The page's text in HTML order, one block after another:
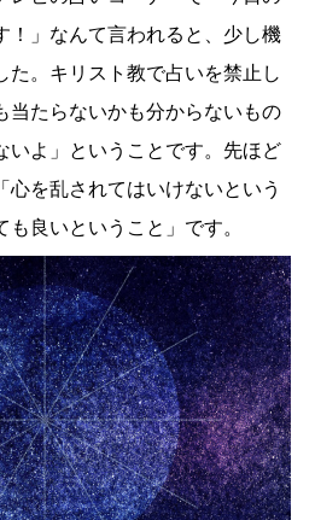
！」なんて言われると、少し機
た。キリスト教で占いを禁止し
当たらないかも分からないもの
いよ」ということです。先ほど
心を乱されてはいけないという
良いということ」です。